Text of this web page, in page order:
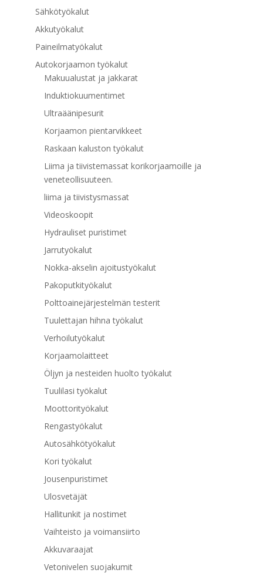
Sähkötyökalut
Akkutyökalut
Paineilmatyökalut
Autokorjaamon työkalut
Makuualustat ja jakkarat
Induktiokuumentimet
Ultraäänipesurit
Korjaamon pientarvikkeet
Raskaan kaluston työkalut
Liima ja tiivistemassat korikorjaamoille ja
veneteollisuuteen.
liima ja tiivistysmassat
Videoskoopit
Hydrauliset puristimet
Jarrutyökalut
Nokka-akselin ajoitustyökalut
Pakoputkityökalut
Polttoainejärjestelmän testerit
Tuulettajan hihna työkalut
Verhoilutyökalut
Korjaamolaitteet
Öljyn ja nesteiden huolto työkalut
Tuulilasi työkalut
Moottorityökalut
Rengastyökalut
Autosähkötyökalut
Kori työkalut
Jousenpuristimet
Ulosvetäjät
Hallitunkit ja nostimet
Vaihteisto ja voimansiirto
Akkuvaraajat
Vetonivelen suojakumit